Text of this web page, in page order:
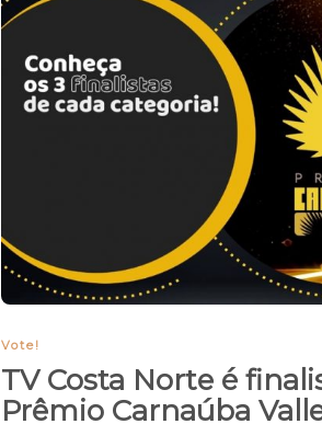
Vote!
TV Costa Norte é
Prêmio Carnaúba